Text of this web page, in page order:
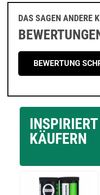
DAS SAGEN ANDERE
BEWERTUNG
KÄUFERN